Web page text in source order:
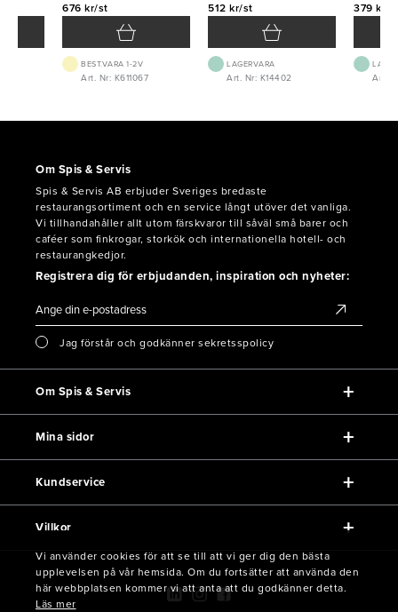
676 kr/st
BEST.VARA 1-2V
Art. Nr: K611067
512 kr/st
LAGERVARA
Art. Nr: K14402
379 kr/
Art.
Om Spis & Servis
Spis & Servis AB erbjuder Sveriges bredaste
restaurangsortiment och en service långt utöver det vanliga.
Vi tillhandahåller allt utom färskvaror till såväl små barer och
caféer som finkrogar, storkök och internationella hotell- och
restaurangkedjor.
Registrera dig för erbjudanden, inspiration och nyheter:
Jag förstår och godkänner sekretsspolicy
Om Spis & Servis
Mina sidor
Kundservice
Villkor
Vi använder cookies för att se till att vi ger dig den bästa
upplevelsen på vår hemsida. Om du fortsätter att använda den
här webbplatsen kommer vi att anta att du godkänner detta.
Läs mer